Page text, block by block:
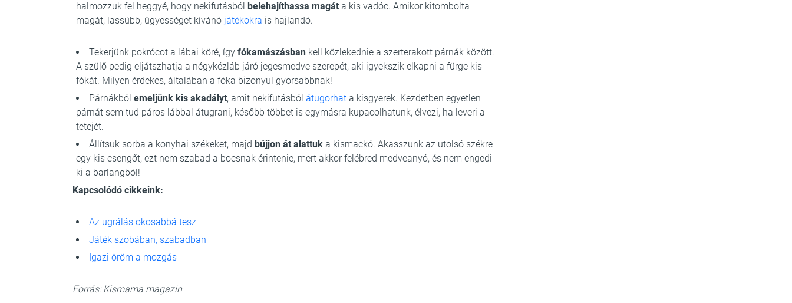
halmozzuk fel heggyé, hogy nekifutásból belehajíthassa magát a kis vadóc. Amikor kitombolta
magát, lassúbb, ügyességet kívánó játékokra is hajlandó.
Tekerjünk pokrócot a lábai köré, így fókamászásban kell közlekednie a szerterakott párnák között.
A szülő pedig eljátszhatja a négykézláb járó jegesmedve szerepét, aki igyekszik elkapni a fürge kis
fókát. Milyen érdekes, általában a fóka bizonyul gyorsabbnak!
Párnákból emeljünk kis akadályt, amit nekifutásból átugorhat a kisgyerek. Kezdetben egyetlen
párnát sem tud páros lábbal átugrani, később többet is egymásra kupacolhatunk, élvezi, ha leveri a
tetejét.
Állítsuk sorba a konyhai székeket, majd bújjon át alattuk a kismackó. Akasszunk az utolsó székre
egy kis csengőt, ezt nem szabad a bocsnak érintenie, mert akkor felébred medveanyó, és nem engedi
ki a barlangból!
Kapcsolódó cikkeink:
Az ugrálás okosabbá tesz
Játék szobában, szabadban
Igazi öröm a mozgás
Forrás: Kismama magazin